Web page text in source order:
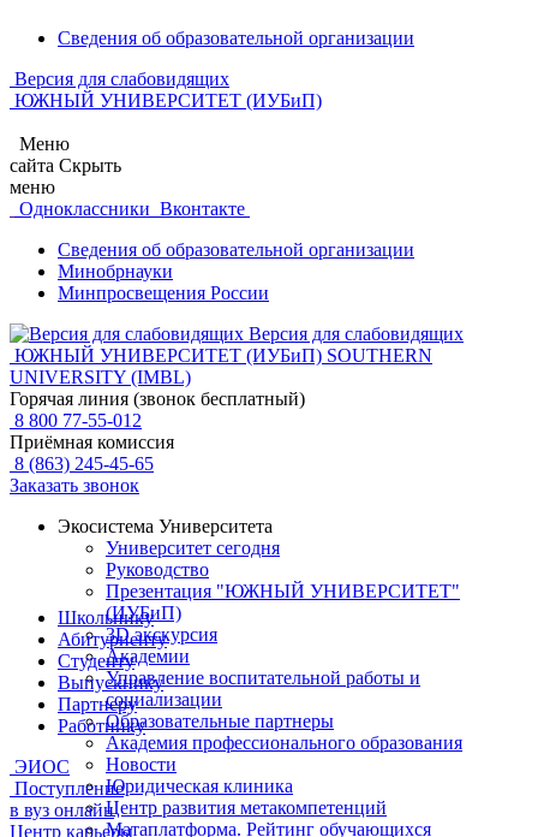
Сведения об образовательной организации
Версия для слабовидящих
ЮЖНЫЙ УНИВЕРСИТЕТ (ИУБиП)
Меню
сайта Скрыть
меню
Одноклассники Вконтакте
Сведения об образовательной организации
Минобрнауки
Минпросвещения России
Версия для слабовидящих
ЮЖНЫЙ УНИВЕРСИТЕТ (ИУБиП) SOUTHERN
UNIVERSITY (IMBL)
Горячая линия (звонок бесплатный)
8 800 77-55-012
Приёмная комиссия
8 (863) 245-45-65
Заказать звонок
Экосистема Университета
Университет сегодня
Руководство
Презентация "ЮЖНЫЙ УНИВЕРСИТЕТ"
(ИУБиП)
3D экскурсия
Академии
Управление воспитательной работы и
социализации
Образовательные партнеры
Академия профессионального образования
Новости
Юридическая клиника
Центр развития метакомпетенций
Матаплатформа. Рейтинг обучающихся
Школьнику
Абитуриенту
Студенту
Выпускнику
Партнеру
Работнику
ЭИОС
Поступление
в вуз онлайн
Центр карьеры